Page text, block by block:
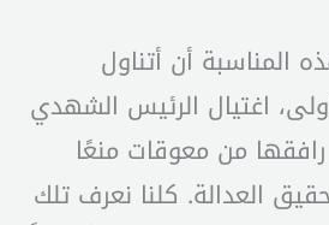
أن أتناول
اغتيال الرئيس الشهدي
من معوقات منعًا
العدالة. كلنا نعرف تلك